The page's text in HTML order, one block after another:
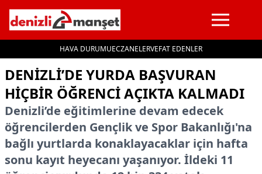
HAVA DURUMUECZANELERVEFAT EDENLER
İçeriğe geç
DENIZLI’DE YURDA BAŞVURAN
HIÇBIR ÖĞRENCI AÇIKTA KALMADI
Denizli’de eğitimlerine devam edecek
öğrencilerden Gençlik ve Spor Bakanlığı'na
bağlı yurtlarda konaklayacaklar için hafta
sonu kayıt heyecanı yaşanıyor. İldeki 11